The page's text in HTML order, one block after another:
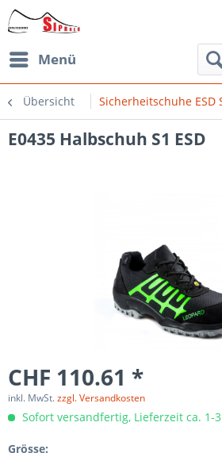
Menü
Übersicht Sicherheitschuhe ESD
E0435 Halbschuh S1 ESD
CHF 110.61 *
inkl. MwSt.zzgl. Versandkosten
Sofort versandfertig, Lieferzeit ca. 1-
Grösse: